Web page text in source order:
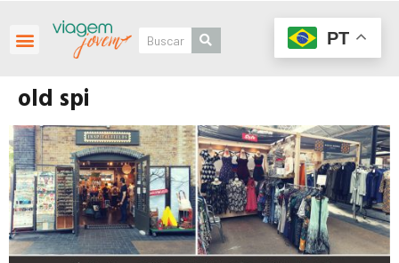
old spi
PT